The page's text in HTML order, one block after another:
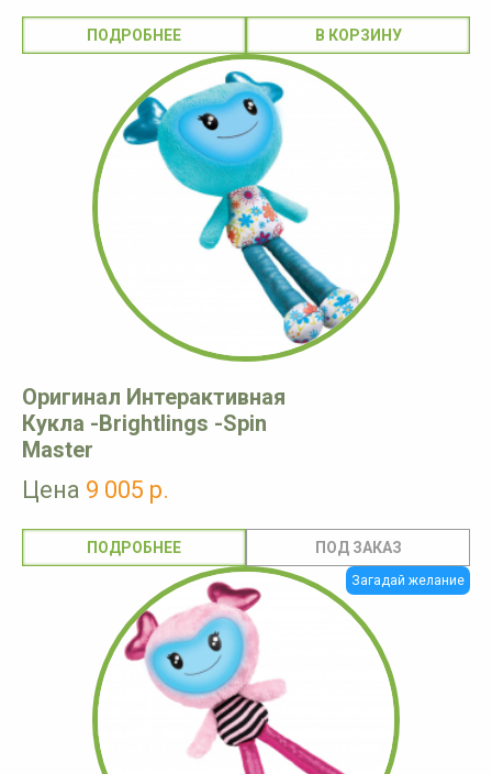
ПОДРОБНЕЕ
Оригинал Интерактивная
Кукла -Brightlings -Spin
Master
Цена 9 005 р.
ПОДРОБНЕЕ
Загадай желание